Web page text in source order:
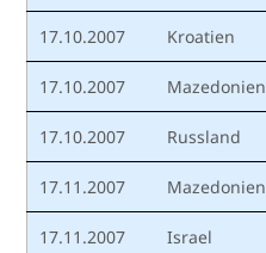
17.10.2007 Kroatien
17.10.2007 Mazedonien
17.10.2007 Russland
17.11.2007 Mazedonien
17.11.2007 Israel